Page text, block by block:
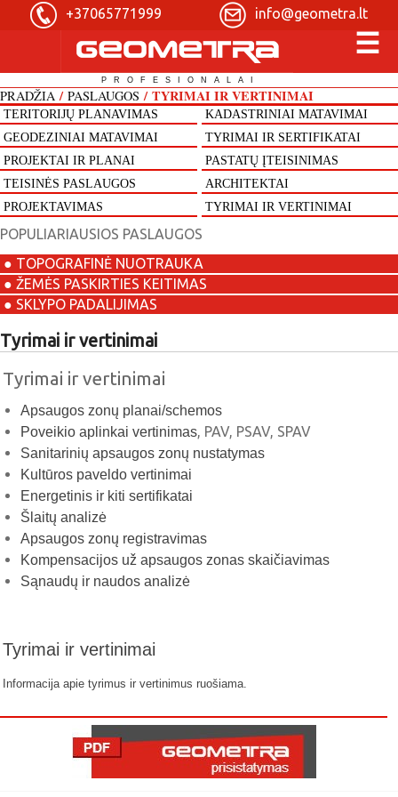
+37065771999 info@geometra.lt
PRADŽIA / PASLAUGOS / TYRIMAI IR VERTINIMAI
TERITORIJŲ PLANAVIMAS
KADASTRINIAI MATAVIMAI
GEODEZINIAI MATAVIMAI
TYRIMAI IR SERTIFIKATAI
PROJEKTAI IR PLANAI
PASTATŲ ĮTEISINIMAS
TEISINĖS PASLAUGOS
ARCHITEKTAI
PROJEKTAVIMAS
TYRIMAI IR VERTINIMAI
POPULIARIAUSIOS PASLAUGOS
● TOPOGRAFINĖ NUOTRAUKA
● ŽEMĖS PASKIRTIES KEITIMAS
● SKLYPO PADALIJIMAS
Tyrimai ir vertinimai
Tyrimai ir vertinimai
Apsaugos zonų planai/schemos
Poveikio aplinkai vertinimas, PAV, PSAV, SPAV
Sanitarinių apsaugos zonų nustatymas
Kultūros paveldo vertinimai
Energetinis ir kiti sertifikatai
Šlaitų analizė
Apsaugos zonų registravimas
Kompensacijos už apsaugos zonas skaičiavimas
Sąnaudų ir naudos analizė
Tyrimai ir vertinimai
Informacija apie tyrimus ir vertinimus ruošiama.